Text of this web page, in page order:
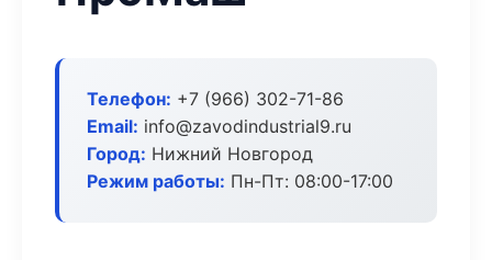
Телефон: +7 (966) 302-71-86
Email: info@zavodindustrial9.ru
Город: Нижний Новгород
Режим работы: Пн-Пт: 08:00-17:00